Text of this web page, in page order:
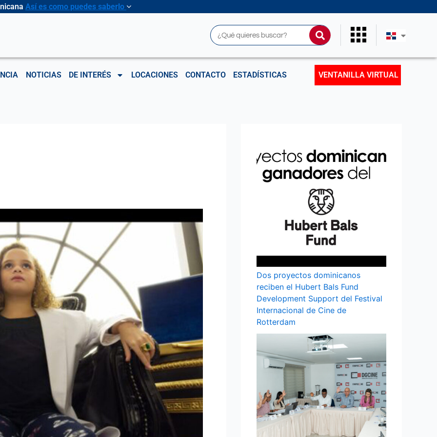
Así es como puedes saberlo
Buscar
NOTICIAS DE INTERÉS LOCACIONES CONTACTO ESTADÍSTICAS VENTANILLA VIRTUAL
Dos proyectos dominicanos
reciben el Hubert Bals Fund
Development Support del Festival
Internacional de Cine de
Rotterdam